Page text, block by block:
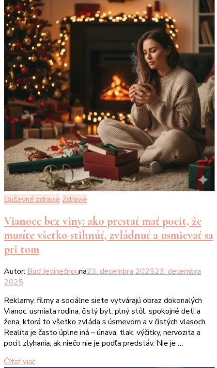
Duševné zdravie Zdravie
Vianoce bez viny: ako prestať mať pocit, že
musíte všetko stihnúť, zvládnuť a usmievať sa
pri tom
Autor: Buď Jedinečnouna23. decembra 202523. decembra
2025
Reklamy, filmy a sociálne siete vytvárajú obraz dokonalých
Vianoc: usmiata rodina, čistý byt, plný stôl, spokojné deti a
žena, ktorá to všetko zvláda s úsmevom a v čistých vlasoch.
Realita je často úplne iná – únava, tlak, výčitky, nervozita a
pocit zlyhania, ak niečo nie je podľa predstáv.​ Nie je …
Čítať viac